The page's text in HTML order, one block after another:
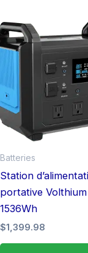
Batteries
Station
portative
1536Wh
$1,399.98